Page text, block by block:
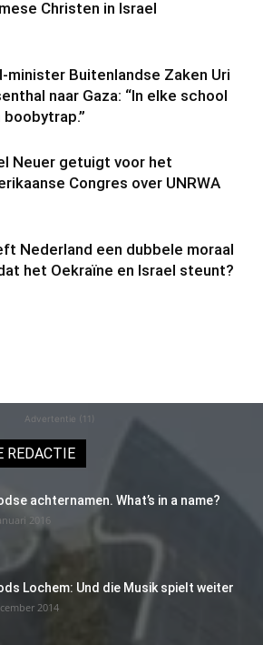
Christen in Israel
minister Buitenlandse Zaken Uri
naar Gaza: “In elke school
boobytrap.”
Neuer getuigt voor het
Congres over UNRWA
Nederland een dubbele moraal
het Oekraïne en Israel steunt?
Advertentie (11)
REDACTIE
achternamen. What’s in a name?
2016
Lochem: Und die Musik spielt weiter
2014